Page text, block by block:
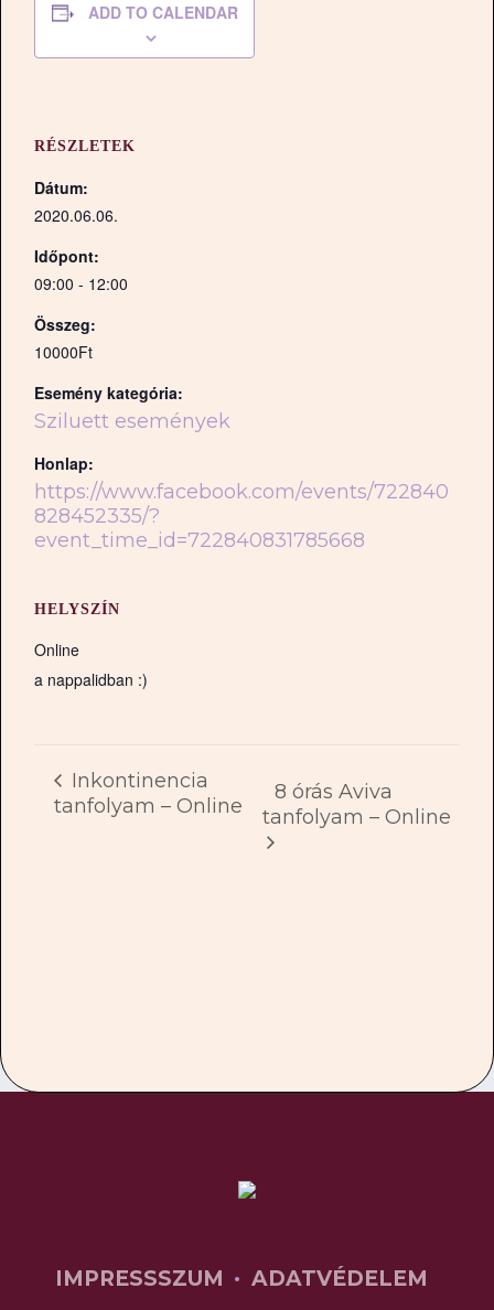
ADD TO CALENDAR
RÉSZLETEK
Dátum:
2020.06.06.
Időpont:
09:00 - 12:00
Összeg:
10000Ft
Esemény kategória:
Sziluett események
Honlap:
https://www.facebook.com/events/722840
828452335/?
event_time_id=722840831785668
HELYSZÍN
Online
a nappalidban :)
Inkontinencia
tanfolyam – Online
8 órás Aviva
tanfolyam – Online
IMPRESSSZUM ADATVÉDELEM